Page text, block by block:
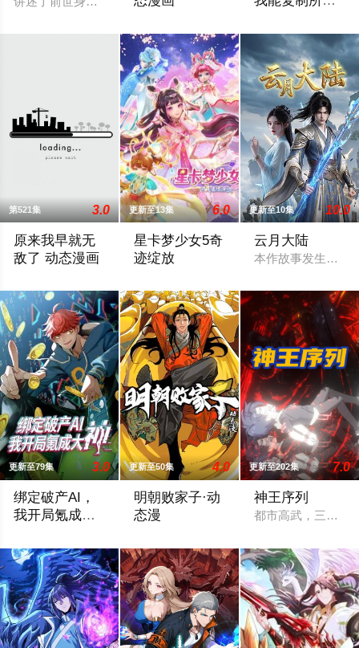
第521集 3.0
原来我早就无
敌了 动态漫画
更新至13集 6.0
星卡梦少女5奇
迹绽放
更新至10集 10.0
云月大陆
本作故事发生在架
更新至79集 3.0
绑定破产AI，
我开局氪成大
季
更新至50集 4.0
明朝败家子·动
态漫
更新至202集 7.0
神王序列
都市高武，三金穿